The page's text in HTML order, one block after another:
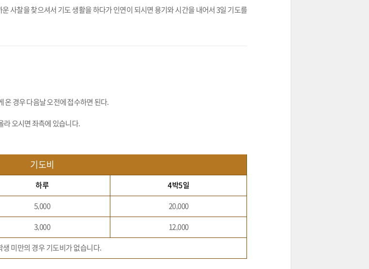
사찰을 찾으셔서 기도 생활을 하다가 인연이 되시면 용기와 시간을 내어서 3일 기도를
온 경우 다음날 오전에 접수하면 된다.
라 오시면 좌측에 있습니다.
기도비
하루 4박5일
5,000 20,000
3,000 12,000
생 미만의 경우 기도비가 없습니다.